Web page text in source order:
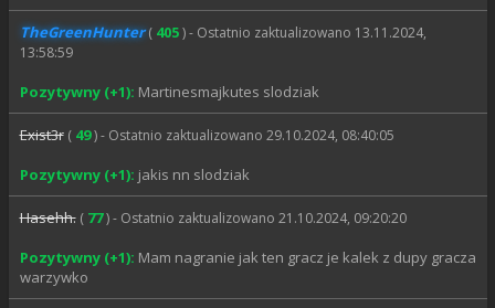
TheGreenHunter ( 405 ) - Ostatnio zaktualizowano 13.11.2024,
13:58:59
Pozytywny (+1): Martinesmajkutes slodziak
Exist3r ( 49 ) - Ostatnio zaktualizowano 29.10.2024, 08:40:05
Pozytywny (+1): jakis nn slodziak
Hasehh. ( 77 ) - Ostatnio zaktualizowano 21.10.2024, 09:20:20
Pozytywny (+1): Mam nagranie jak ten gracz je kalek z dupy gracza
warzywko